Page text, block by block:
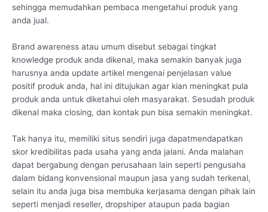
sehingga memudahkan pembaca mengetahui produk yang
anda jual.
Brand awareness atau umum disebut sebagai tingkat
knowledge produk anda dikenal, maka semakin banyak juga
harusnya anda update artikel mengenai penjelasan value
positif produk anda, hal ini ditujukan agar kian meningkat pula
produk anda untuk diketahui oleh masyarakat. Sesudah produk
dikenal maka closing, dan kontak pun bisa semakin meningkat.
Tak hanya itu, memiliki situs sendiri juga dapatmendapatkan
skor kredibilitas pada usaha yang anda jalani. Anda malahan
dapat bergabung dengan perusahaan lain seperti pengusaha
dalam bidang konvensional maupun jasa yang sudah terkenal,
selain itu anda juga bisa membuka kerjasama dengan pihak lain
seperti menjadi reseller, dropshiper ataupun pada bagian